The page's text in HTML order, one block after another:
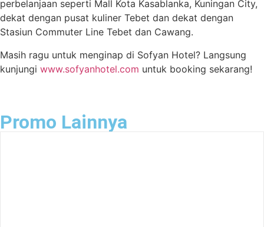
perbelanjaan seperti Mall Kota Kasablanka, Kuningan City,
dekat dengan pusat kuliner Tebet dan dekat dengan
Stasiun Commuter Line Tebet dan Cawang.
Masih ragu untuk menginap di Sofyan Hotel? Langsung
kunjungi www.sofyanhotel.com untuk booking sekarang!
Promo Lainnya